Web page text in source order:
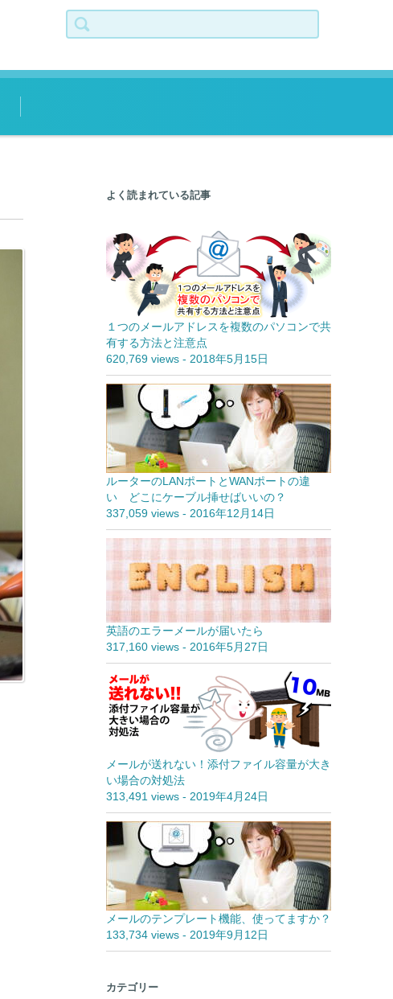
検索:
よく読まれている記事
１つのメールアドレスを複数のパソコンで共
有する方法と注意点
620,769 views - 2018年5月15日
ルーターのLANポートとWANポートの違
い どこにケーブル挿せばいいの？
337,059 views - 2016年12月14日
英語のエラーメールが届いたら
317,160 views - 2016年5月27日
メールが送れない！添付ファイル容量が大き
い場合の対処法
313,491 views - 2019年4月24日
メールのテンプレート機能、使ってますか？
133,734 views - 2019年9月12日
カテゴリー